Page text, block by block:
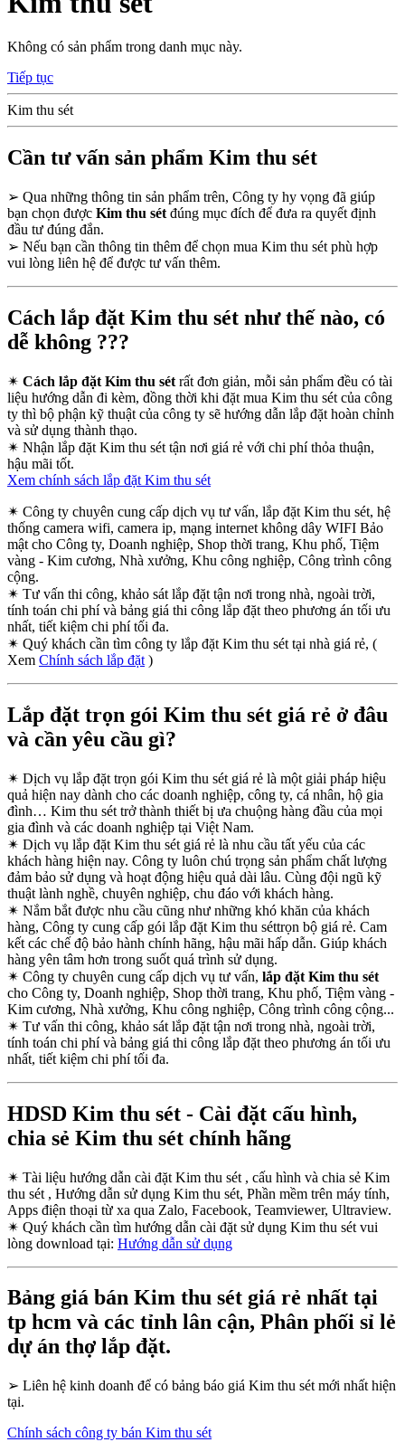
Không có sản phẩm trong danh mục này.
Tiếp tục
Kim thu sét
Cần tư vấn sản phẩm Kim thu sét
➢ Qua những thông tin sản phẩm trên, Công ty hy vọng đã giúp
bạn chọn được Kim thu sét đúng mục đích để đưa ra quyết định
đầu tư đúng đắn.
➢ Nếu bạn cần thông tin thêm để chọn mua Kim thu sét phù hợp
vui lòng liên hệ để được tư vấn thêm.
Cách lắp đặt Kim thu sét như thế nào, có
dễ không ???
✴ Cách lắp đặt Kim thu sét rất đơn giản, mỗi sản phẩm đều có tài
liệu hướng dẫn đi kèm, đồng thời khi đặt mua Kim thu sét của công
ty thì bộ phận kỹ thuật của công ty sẽ hướng dẫn lắp đặt hoàn chỉnh
và sử dụng thành thạo.
✴ Nhận lắp đặt Kim thu sét tận nơi giá rẻ với chi phí thỏa thuận,
hậu mãi tốt.
Xem chính sách lắp đặt Kim thu sét
✴ Công ty chuyên cung cấp dịch vụ tư vấn, lắp đặt Kim thu sét, hệ
thống camera wifi, camera ip, mạng internet không dây WIFI Bảo
mật cho Công ty, Doanh nghiệp, Shop thời trang, Khu phố, Tiệm
vàng - Kim cương, Nhà xưởng, Khu công nghiệp, Công trình công
cộng.
✴ Tư vấn thi công, khảo sát lắp đặt tận nơi trong nhà, ngoài trời,
tính toán chi phí và bảng giá thi công lắp đặt theo phương án tối ưu
nhất, tiết kiệm chi phí tối đa.
✴ Quý khách cần tìm công ty lắp đặt Kim thu sét tại nhà giá rẻ, (
Xem Chính sách lắp đặt )
Lắp đặt trọn gói Kim thu sét giá rẻ ở đâu
và cần yêu cầu gì?
✴ Dịch vụ lắp đặt trọn gói Kim thu sét giá rẻ là một giải pháp hiệu
quả hiện nay dành cho các doanh nghiệp, công ty, cá nhân, hộ gia
đình… Kim thu sét trở thành thiết bị ưa chuộng hàng đầu của mọi
gia đình và các doanh nghiệp tại Việt Nam.
✴ Dịch vụ lắp đặt Kim thu sét giá rẻ là nhu cầu tất yếu của các
khách hàng hiện nay. Công ty luôn chú trọng sản phẩm chất lượng
đảm bảo sử dụng và hoạt động hiệu quả dài lâu. Cùng đội ngũ kỹ
thuật lành nghề, chuyên nghiệp, chu đáo với khách hàng.
✴ Nắm bắt được nhu cầu cũng như những khó khăn của khách
hàng, Công ty cung cấp gói lắp đặt Kim thu séttrọn bộ giá rẻ. Cam
kết các chế độ bảo hành chính hãng, hậu mãi hấp dẫn. Giúp khách
hàng yên tâm hơn trong suốt quá trình sử dụng.
✴ Công ty chuyên cung cấp dịch vụ tư vấn, lắp đặt Kim thu sét
cho Công ty, Doanh nghiệp, Shop thời trang, Khu phố, Tiệm vàng -
Kim cương, Nhà xưởng, Khu công nghiệp, Công trình công cộng...
✴ Tư vấn thi công, khảo sát lắp đặt tận nơi trong nhà, ngoài trời,
tính toán chi phí và bảng giá thi công lắp đặt theo phương án tối ưu
nhất, tiết kiệm chi phí tối đa.
HDSD Kim thu sét - Cài đặt cấu hình,
chia sẻ Kim thu sét chính hãng
✴ Tài liệu hướng dẫn cài đặt Kim thu sét , cấu hình và chia sẻ Kim
thu sét , Hướng dẫn sử dụng Kim thu sét, Phần mềm trên máy tính,
Apps điện thoại từ xa qua Zalo, Facebook, Teamviewer, Ultraview.
✴ Quý khách cần tìm hướng dẫn cài đặt sử dụng Kim thu sét vui
lòng download tại: Hướng dẫn sử dụng
Bảng giá bán Kim thu sét giá rẻ nhất tại
tp hcm và các tỉnh lân cận, Phân phối sỉ lẻ
dự án thợ lắp đặt.
➢ Liên hệ kinh doanh để có bảng báo giá Kim thu sét mới nhất hiện
tại.
Chính sách công ty bán Kim thu sét